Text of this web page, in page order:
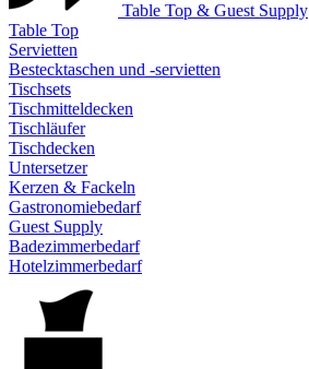
Table Top & Guest Supply
Table Top
Servietten
Bestecktaschen und -servietten
Tischsets
Tischmitteldecken
Tischläufer
Tischdecken
Untersetzer
Kerzen & Fackeln
Gastronomiebedarf
Guest Supply
Badezimmerbedarf
Hotelzimmerbedarf